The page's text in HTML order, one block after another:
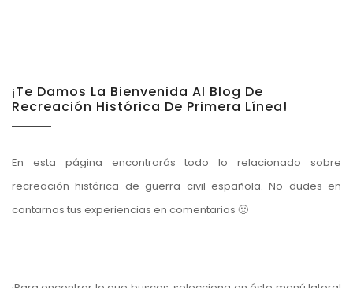
¡Te Damos La Bienvenida Al Blog De
Recreación Histórica De Primera Línea!
En esta página encontrarás todo lo relacionado sobre
recreación histórica de guerra civil española. No dudes en
contarnos tus experiencias en comentarios 🙂